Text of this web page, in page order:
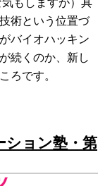
術という位置づ
バイオハッキン
続くのか、新し
ろです。
ション塾・第